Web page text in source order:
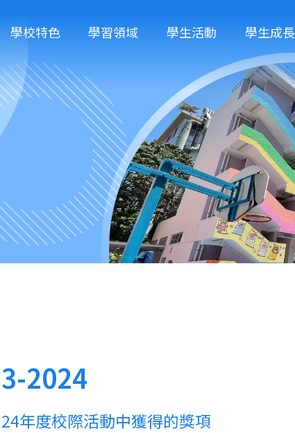
學校特色 學習領域 學生活動 學生成長
2024
年度校際活動中獲得的獎項